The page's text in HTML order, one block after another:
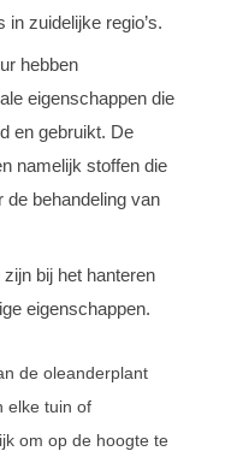
zuidelijke regio’s.
hebben
eigenschappen die
en gebruikt. De
namelijk stoffen die
de behandeling van
bij het hanteren
eigenschappen.
de oleanderplant
elke tuin of
om op de hoogte te